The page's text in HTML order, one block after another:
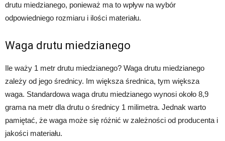
drutu miedzianego, ponieważ ma to wpływ na wybór
odpowiedniego rozmiaru i ilości materiału.
Waga drutu miedzianego
Ile waży 1 metr drutu miedzianego? Waga drutu miedzianego
zależy od jego średnicy. Im większa średnica, tym większa
waga. Standardowa waga drutu miedzianego wynosi około 8,9
grama na metr dla drutu o średnicy 1 milimetra. Jednak warto
pamiętać, że waga może się różnić w zależności od producenta i
jakości materiału.